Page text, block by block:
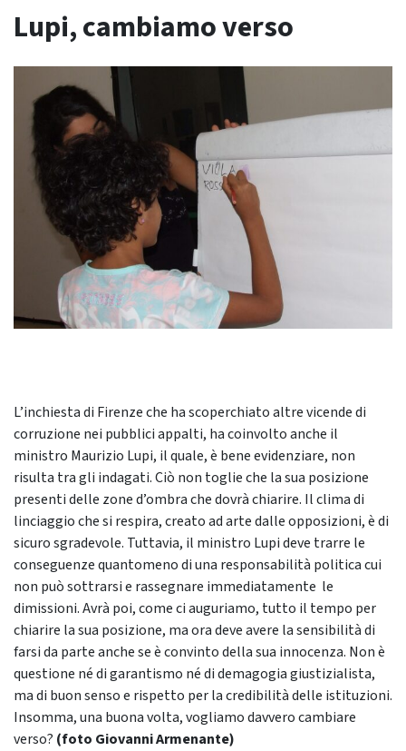
Lupi, cambiamo verso
L’inchiesta di Firenze che ha scoperchiato altre vicende di
corruzione nei pubblici appalti, ha coinvolto anche il
ministro Maurizio Lupi, il quale, è bene evidenziare, non
risulta tra gli indagati. Ciò non toglie che la sua posizione
presenti delle zone d’ombra che dovrà chiarire. Il clima di
linciaggio che si respira, creato ad arte dalle opposizioni, è di
sicuro sgradevole. Tuttavia, il ministro Lupi deve trarre le
conseguenze quantomeno di una responsabilità politica cui
non può sottrarsi e rassegnare immediatamente le
dimissioni. Avrà poi, come ci auguriamo, tutto il tempo per
chiarire la sua posizione, ma ora deve avere la sensibilità di
farsi da parte anche se è convinto della sua innocenza. Non è
questione né di garantismo né di demagogia giustizialista,
ma di buon senso e rispetto per la credibilità delle istituzioni.
Insomma, una buona volta, vogliamo davvero cambiare
verso? (foto Giovanni Armenante)